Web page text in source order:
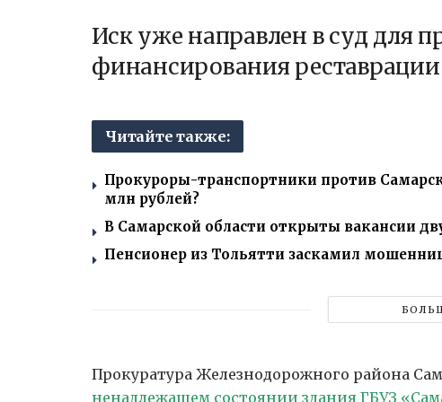
Иск уже направлен в суд для
финансирования
Читайте также:
Прокуроры-транспортники против
млн рублей?
В Самарской области открыты вакансии
Пенсионер из Тольятти заскамил
Прокуратура Железнодорожного района
ненадлежащем состоянии здания ГБУЗ